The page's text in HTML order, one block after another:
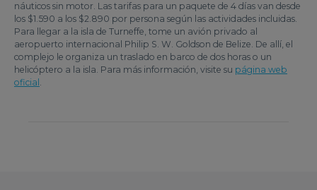
náuticos sin motor. Las tarifas para un paquete de 4 días van desde
los $1.590 a los $2.890 por persona según las actividades incluidas.
Para llegar a la isla de Turneffe, tome un avión privado al
aeropuerto internacional Philip S. W. Goldson de Belize. De allí, el
complejo le organiza un traslado en barco de dos horas o un
helicóptero a la isla. Para más información, visite su página web
oficial .